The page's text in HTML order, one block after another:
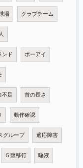
場 クラブチーム
ンド ポーアイ
不足 首の長さ
動作確認
グループ 適応障害
５塁移行 唾液